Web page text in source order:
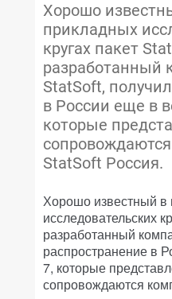
Хорошо
прикладных
кругах пакет
разработанный
StatSoft,
в России еще в
которые
StatSoft Россия.
Хорошо известный в
исследовательских
разработанный
распространение в
7, которые
сопровождаются